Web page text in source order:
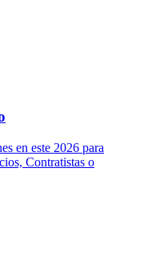
en este 2026 para
Contratistas o